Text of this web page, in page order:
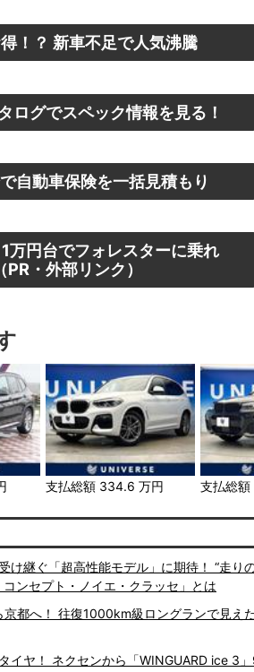
得！？ 新車不足で人気沸騰
ログでスペック情報を見る！
自動車保険を一括見積もり
万円台でフォレスターに乗れ
PR・外部リンク）
支払総額 334.6 万円 支払総額
継ぐ「超高性能モデル」に期待！ “走り
ンセプト・ノイエ・クラッセ」とは
京都へ！ 往復1000km級ロングランで見え
イヤ！ ネクセンから「WINGUARD ice 3